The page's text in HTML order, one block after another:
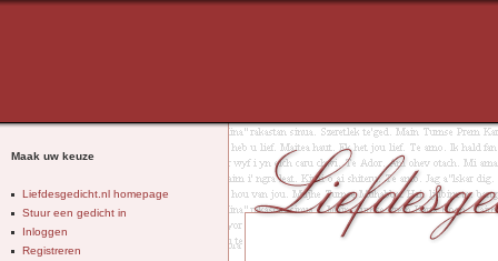
Maak uw keuze
Liefdesgedicht.nl homepage
Stuur een gedicht in
Inloggen
Registreren